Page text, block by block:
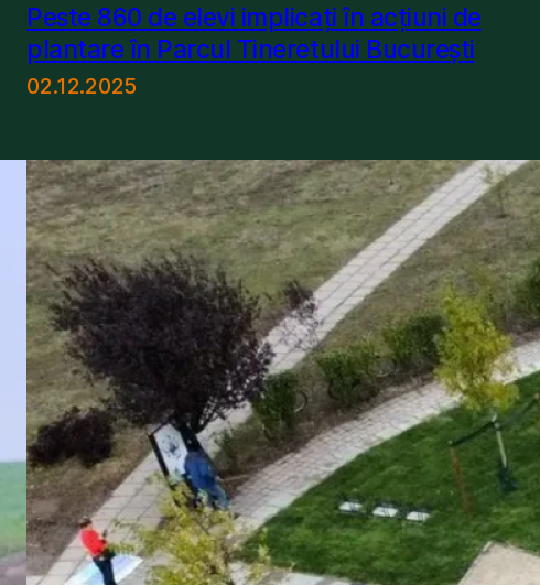
Peste 860 de elevi implicați în acțiuni de
plantare în Parcul Tineretului București
02.12.2025